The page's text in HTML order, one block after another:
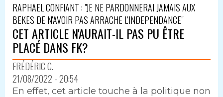
RAPHAEL CONFIANT : "JE NE PARDONNERAI JAMAIS AUX
BEKES DE N'AVOIR PAS ARRACHE L'INDEPENDANCE"
CET ARTICLE N'AURAIT-IL PAS PU ÊTRE
PLACÉ DANS FK?
FRÉDÉRIC C.
21/08/2022 - 20:54
En effet, cet article touche à la politique non